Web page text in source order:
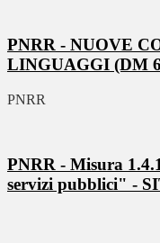
PNRR - NUOVE
LINGUAGGI (DM
PNRR
PNRR - Misura
servizi pubblici" -